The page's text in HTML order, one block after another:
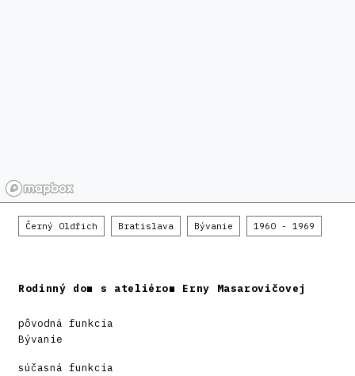
Černý Oldřich Bratislava Bývanie 1960 - 1969
Rodinný dom s ateliérom Erny Masarovičovej
pôvodná funkcia
Bývanie
súčasná funkcia